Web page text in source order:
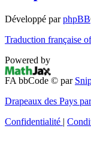
(S’ouvre
nouvel
Développé parphpBB
Traduction française
Powered by
FA bbCode © par
Drapeaux des Pays
Confidentialité |